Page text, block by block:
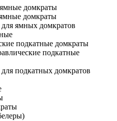
домкраты
домкраты
ямных домкратов
подкатные домкраты
подкатные
подкатных домкратов